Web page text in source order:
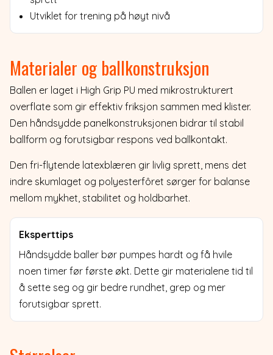
Utviklet for trening på høyt nivå
Materialer og ballkonstruksjon
Ballen er laget i High Grip PU med mikrostrukturert
overflate som gir effektiv friksjon sammen med klister.
Den håndsydde panelkonstruksjonen bidrar til stabil
ballform og forutsigbar respons ved ballkontakt.
Den fri-flytende latexblæren gir livlig sprett, mens det
indre skumlaget og polyesterfôret sørger for balanse
mellom mykhet, stabilitet og holdbarhet.
Eksperttips
Håndsydde baller bør pumpes hardt og få hvile
noen timer før første økt. Dette gir materialene tid til
å sette seg og gir bedre rundhet, grep og mer
forutsigbar sprett.